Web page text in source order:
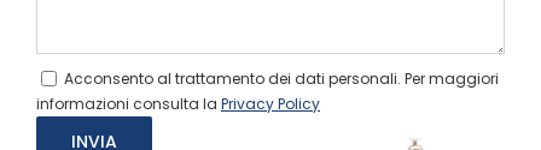
Acconsento al trattamento dei dati personali. Per maggiori
informazioni consulta la Privacy Policy